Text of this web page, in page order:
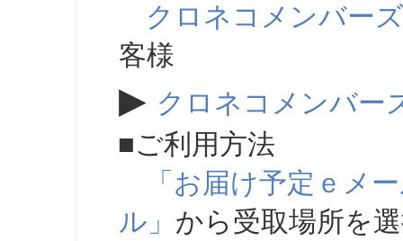
クロネコメンバーズ
客様
▶ クロネコメンバー
■ご利用方法
「お届け予定ｅメ
ル」 から受取場所を